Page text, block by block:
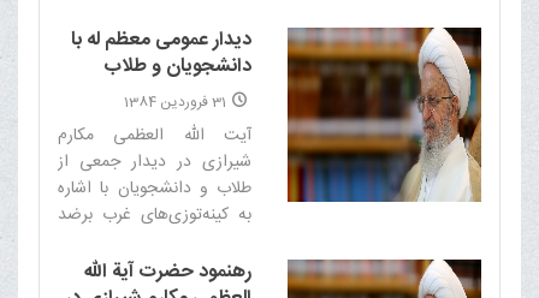
یزد، بسیار خوشوقتم و
امیدوارم که در سایه عنایات
خاص حضرت بقیة الله امام
زمان ارواحنا فداه همه شما
خوشوقت و سربلند باشید. با
توجه به این که ایام شهادت
امام هادى(علیه السلام)
است بحث کوتاهى که جنبه
آموزندگى داشته باشد
دیدار عمومی معظم له با
دانشجویان و طلاب
31 فروردین 1384
آیت الله العظمی مکارم
شیرازی در دیدار جمعی از
طلاب و دانشجویان با اشاره
به کینه‌توزی‌های غرب برضد
را در برابر تحریکات قومی،
رهنمود حضرت آیة الله